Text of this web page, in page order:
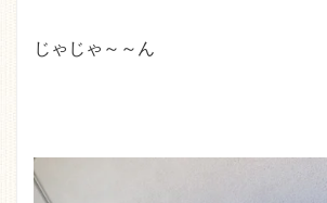
じゃじゃ～～ん